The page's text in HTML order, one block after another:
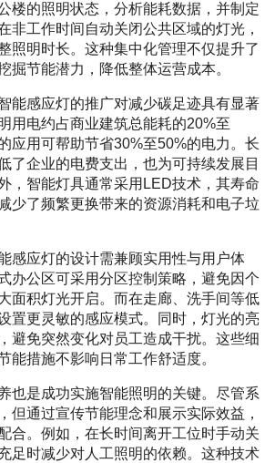
楼的照明状态，分析能耗数据，并制定
非工作时间自动关闭公共区域的灯光，
照明时长。这种集中化管理不仅提升了
掘节能潜力，降低整体运营成本。
能感应灯的推广对减少碳足迹具有显著
用电约占商业建筑总能耗的20%至
应用可帮助节省30%至50%的电力。长
了企业的电费支出，也为可持续发展目
，智能灯具通常采用LED技术，其寿命
少了频繁更换带来的资源消耗和电子垃
感应灯的设计需兼顾实用性与用户体
办公区可采用分区控制策略，避免因个
面积灯光开启。而在走廊、洗手间等低
置更灵敏的感应模式。同时，灯光的亮
避免突然变化对员工造成干扰。这些细
能措施不影响日常工作舒适度。
也是成功实施智能照明的关键。尽管系
但通过宣传节能理念和展示实际效益，
合。例如，在长时间离开工位时手动关
足时减少对人工照明的依赖。这种技术